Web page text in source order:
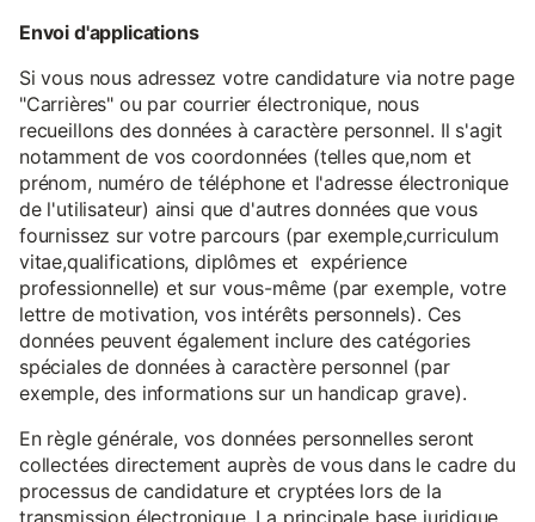
Envoi d'applications
Si vous nous adressez votre candidature via notre page
"Carrières" ou par courrier électronique, nous
recueillons des données à caractère personnel. Il s'agit
notamment de vos coordonnées (telles que,nom et
prénom, numéro de téléphone et l'adresse électronique
de l'utilisateur) ainsi que d'autres données que vous
fournissez sur votre parcours (par exemple,curriculum
vitae,qualifications, diplômes et expérience
professionnelle) et sur vous-même (par exemple, votre
lettre de motivation, vos intérêts personnels). Ces
données peuvent également inclure des catégories
spéciales de données à caractère personnel (par
exemple, des informations sur un handicap grave).
En règle générale, vos données personnelles seront
collectées directement auprès de vous dans le cadre du
processus de candidature et cryptées lors de la
transmission électronique. La principale base juridique